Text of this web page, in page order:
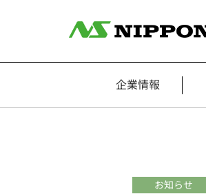
企業情報
お知らせ